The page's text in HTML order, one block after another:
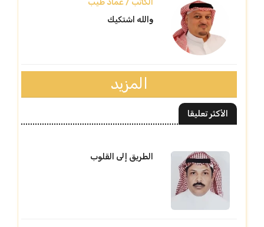
الكاتب / عماد طيب
والله اشتكيك
المزيد
الأكثر تعليقا
الطريق إلى القلوب